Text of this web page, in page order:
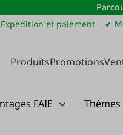
principale
et paiement
✔
ProduitsPromotions
FAIE Thèmes